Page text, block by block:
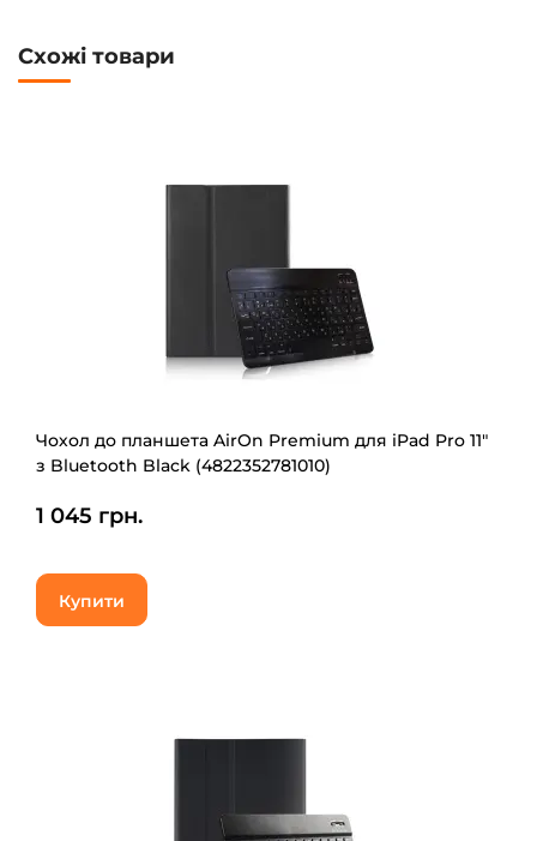
Схожі товари
Чохол до планшета AirOn Premium для iPad Pro 11"
з Bluetooth Black (4822352781010)
1 045 грн.
Купити